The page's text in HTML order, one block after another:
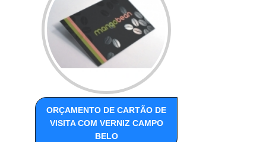
ORÇAMENTO DE CARTÃO DE
VISITA COM VERNIZ CAMPO
BELO